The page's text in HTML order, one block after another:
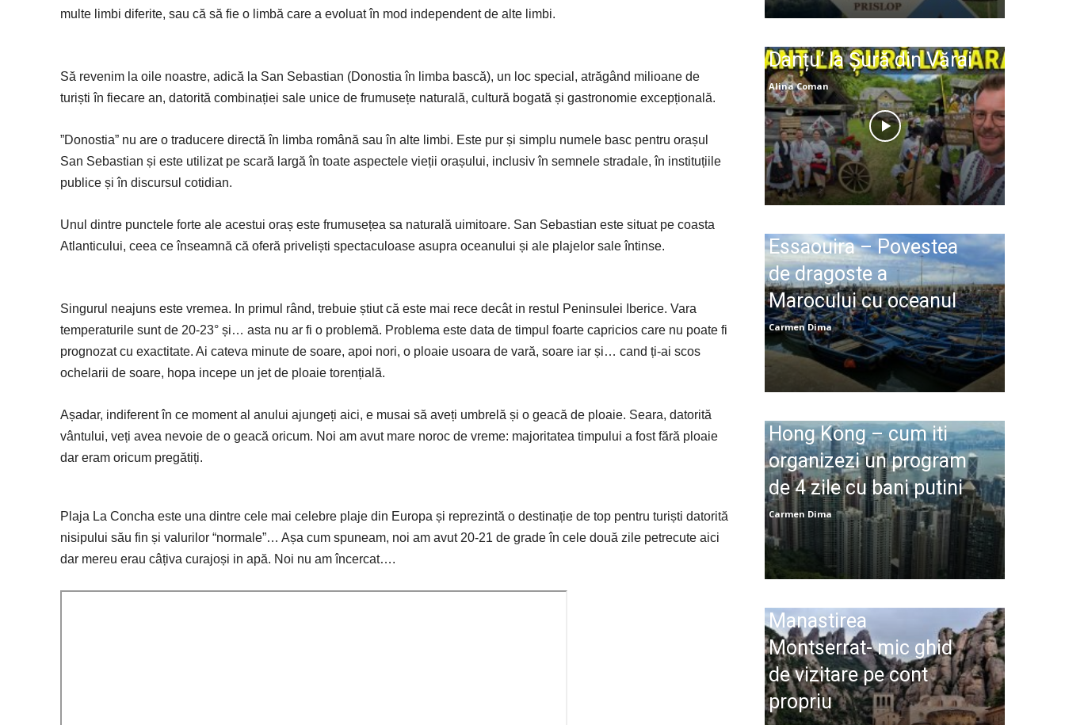
multe limbi diferite, sau că să fie o limbă care a evoluat în mod independent de alte limbi.
Să revenim la oile noastre, adică la San Sebastian (Donostia în limba bască), un loc special, atrăgând milioane de
turiști în fiecare an, datorită combinației sale unice de frumusețe naturală, cultură bogată și gastronomie excepțională.
”Donostia” nu are o traducere directă în limba română sau în alte limbi. Este pur și simplu numele basc pentru orașul
San Sebastian și este utilizat pe scară largă în toate aspectele vieții orașului, inclusiv în semnele stradale, în instituțiile
publice și în discursul cotidian.
Unul dintre punctele forte ale acestui oraș este frumusețea sa naturală uimitoare. San Sebastian este situat pe coasta
Atlanticului, ceea ce înseamnă că oferă priveliști spectaculoase asupra oceanului și ale plajelor sale întinse.
Singurul neajuns este vremea. In primul rând, trebuie știut că este mai rece decât in restul Peninsulei Iberice. Vara
temperaturile sunt de 20-23° și… asta nu ar fi o problemă. Problema este data de timpul foarte capricios care nu poate fi
prognozat cu exactitate. Ai cateva minute de soare, apoi nori, o ploaie usoara de vară, soare iar și… cand ți-ai scos
ochelarii de soare, hopa incepe un jet de ploaie torențială.
Așadar, indiferent în ce moment al anului ajungeți aici, e musai să aveți umbrelă și o geacă de ploaie. Seara, datorită
vântului, veți avea nevoie de o geacă oricum. Noi am avut mare noroc de vreme: majoritatea timpului a fost fără ploaie
dar eram oricum pregătiți.
Plaja La Concha este una dintre cele mai celebre plaje din Europa și reprezintă o destinație de top pentru turiști datorită
nisipului său fin și valurilor “normale”… Așa cum spuneam, noi am avut 20-21 de grade în cele două zile petrecute aici
dar mereu erau câțiva curajoși in apă. Noi nu am încercat….
Danțu’ la Șură din Vărai
Alina Coman
Essaouira – Povestea
de dragoste a
Marocului cu oceanul
Carmen Dima
Hong Kong – cum iti
organizezi un program
de 4 zile cu bani putini
Carmen Dima
Manastirea
Montserrat- mic ghid
de vizitare pe cont
propriu